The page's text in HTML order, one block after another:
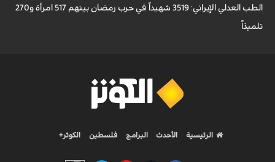
الطب العدلي الإيراني: 3519 شهيداً في حرب رمضان بينهم 517 امرأة و270
تلميذاً
الرئيسية الأحدث البرامج فلسطين الكوثر+